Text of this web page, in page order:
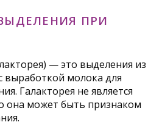
ПРИ
— это выделения из
выработкой молока для
Галакторея не является
она может быть признаком